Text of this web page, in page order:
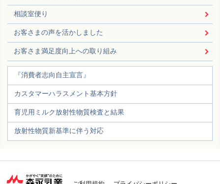
相談室便り
お客さまの声を活かしました
お客さま満足度向上への取り組み
『消費者志向自主宣言』
カスタマーハラスメント基本方針
育児用ミルク放射性物質検査と結果
放射性物質新基準に伴う対応